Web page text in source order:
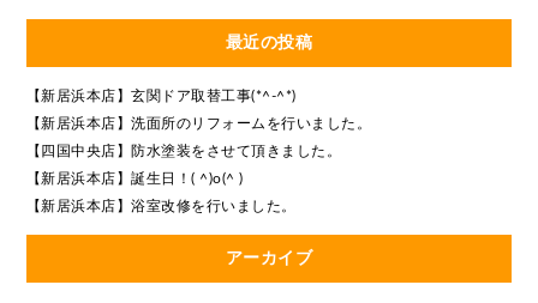
最近の投稿
【新居浜本店】玄関ドア取替工事(*^-^*)
【新居浜本店】洗面所のリフォームを行いました。
【四国中央店】防水塗装をさせて頂きました。
【新居浜本店】誕生日！( ^)o(^ )
【新居浜本店】浴室改修を行いました。
アーカイブ